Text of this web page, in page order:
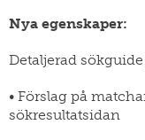
omflyttning
gästforskare
/
insamlingar
material
migration-
muuttoliike
organisationen
och
Nya egenskaper:
Detaljerad
• Förslag på
sökresultatsidan